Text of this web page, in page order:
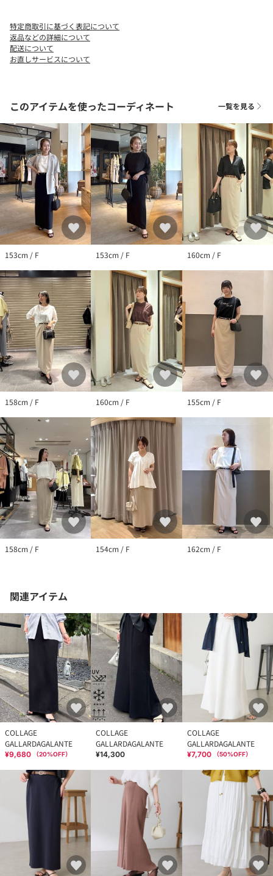
ポリエステル100％
透け感：ベージュややあり
裏地：なし
おすすめ着用時期：春、夏、秋
洗濯：手洗い可
≪返品・交換について≫
・着用後、洗濯後の返品・交換は致しかねます。
・商品到着後、着用前に商品状態のご確認をお願い致します。
・ECサイトでご購入いただいた商品は、お修理を承っておりませ
ん。
【気になる商品は「お気に入り」登録を】
ハートマークをクリックし、お好きなカラーを選んでお気に入り
に登録すると
を受け取ることができます。
※撮影場所やお使いのモニター環境により若干お色味が異なる場
合がございます。
特にロケの撮影では明るく見える傾向にございます。詳細撮影画
像で色味をお確かめくださいます様お願いいたします。
※サンプルで撮影をしております。若干の仕様が変更になる場合
がございますので予めご了承の上ご注文くださいますようお願い
いたします。
※サンプルでの採寸のためあくまで目安となります。予めご了承
ください。
特定商取引に基づく表記について
返品などの詳細について
配送について
お直しサービスについて
このアイテムを使ったコーディネート 一覧を見る
153cm / F 153cm / F 160cm / F
158cm / F 160cm / F 155cm / F
158cm / F 154cm / F 162cm / F
関連アイテム
COLLAGE
GALLARDAGALANTE
¥9,680 （20%OFF）
COLLAGE
GALLARDAGALANTE
¥14,300
COLLAGE
GALLARDAGALANTE
¥7,700 （50%OFF）